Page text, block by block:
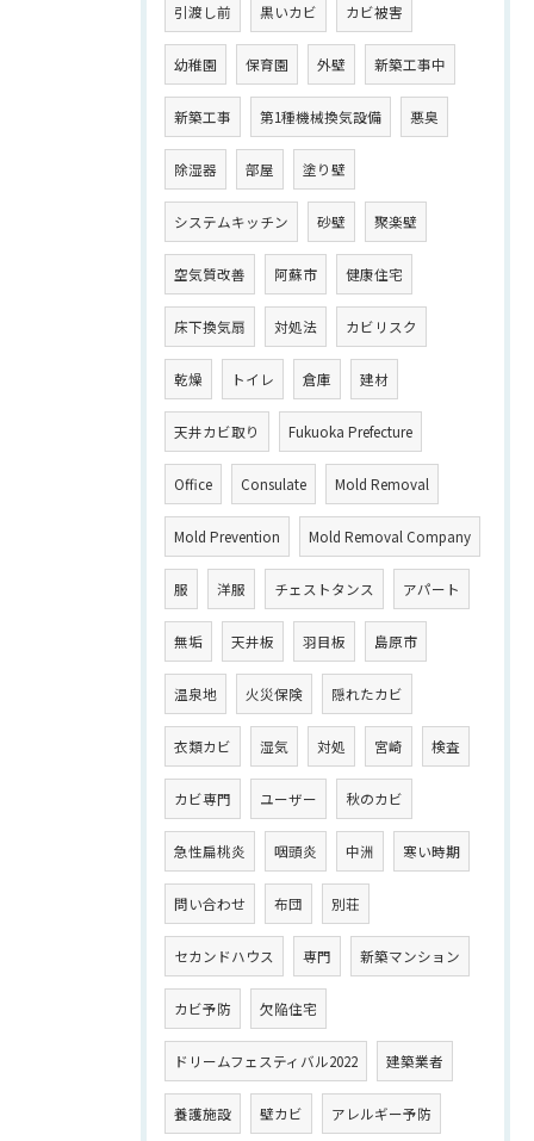
引渡し前 黒いカビ カビ被害
幼稚園 保育園 外壁 新築工事中
新築工事 第1種機械換気設備 悪臭
除湿器 部屋 塗り壁
システムキッチン 砂壁 聚楽壁
空気質改善 阿蘇市 健康住宅
床下換気扇 対処法 カビリスク
乾燥 トイレ 倉庫 建材
天井カビ取り Fukuoka Prefecture
Office Consulate Mold Removal
Mold Prevention Mold Removal Company
服 洋服 チェストタンス アパート
無垢 天井板 羽目板 島原市
温泉地 火災保険 隠れたカビ
衣類カビ 湿気 対処 宮崎 検査
カビ専門 ユーザー 秋のカビ
急性扁桃炎 咽頭炎 中洲 寒い時期
問い合わせ 布団 別荘
セカンドハウス 専門 新築マンション
カビ予防 欠陥住宅
ドリームフェスティバル2022 建築業者
養護施設 壁カビ アレルギー予防